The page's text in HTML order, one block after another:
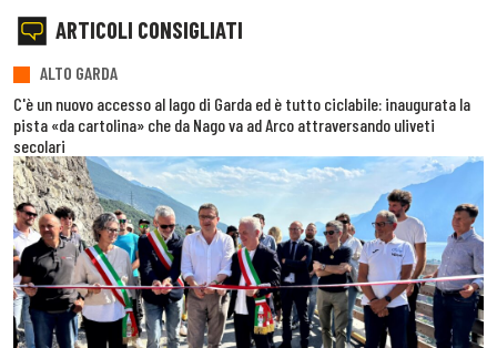
ARTICOLI CONSIGLIATI
ALTO GARDA
C'è un nuovo accesso al lago di Garda ed è tutto ciclabile: inaugurata la
pista «da cartolina» che da Nago va ad Arco attraversando uliveti
secolari